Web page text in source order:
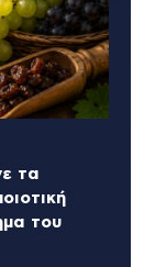
τα
του